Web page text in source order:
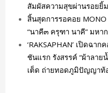
สัมผัสความสุขผ่านรอยยิ้ม
สิ้นสุดการรอคอย
“นาคี๓ ครุฑา นาคี” มห
‘RAKSAPHAN’ เปิดฉา
ชันแรก รังสรรค์ “ผ้าลา
เต็ด ถ่ายทอดภูมิปัญญาท้